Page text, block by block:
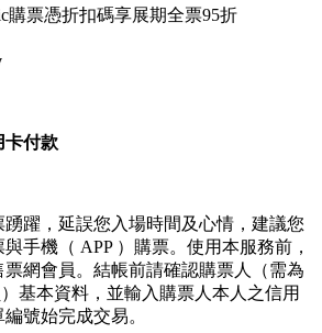
購票憑折扣碼享展期全票95折
卡付款
踴躍，延誤您入場時間及心情，建議您
手機（ APP ）購票。使用本服務前，
票網會員。結帳前請確認購票人（需為
基本資料，並輸入購票人本人之信用
號始完成交易。